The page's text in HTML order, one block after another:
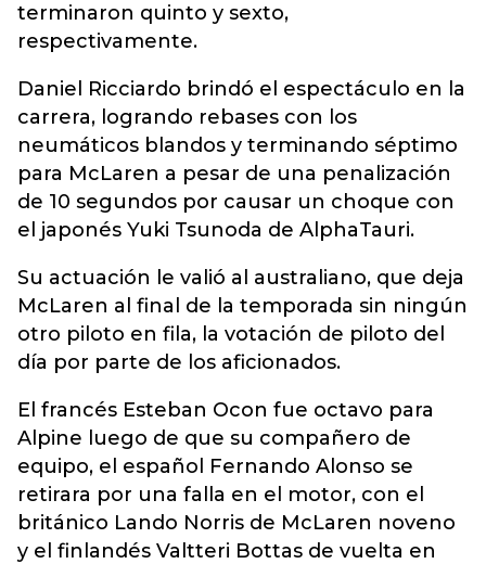
terminaron quinto y sexto,
respectivamente.
Daniel Ricciardo brindó el espectáculo en la
carrera, logrando rebases con los
neumáticos blandos y terminando séptimo
para McLaren a pesar de una penalización
de 10 segundos por causar un choque con
el japonés Yuki Tsunoda de AlphaTauri.
Su actuación le valió al australiano, que deja
McLaren al final de la temporada sin ningún
otro piloto en fila, la votación de piloto del
día por parte de los aficionados.
El francés Esteban Ocon fue octavo para
Alpine luego de que su compañero de
equipo, el español Fernando Alonso se
retirara por una falla en el motor, con el
británico Lando Norris de McLaren noveno
y el finlandés Valtteri Bottas de vuelta en